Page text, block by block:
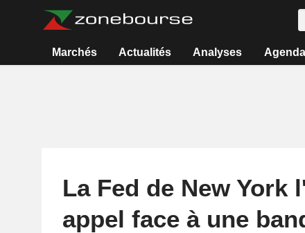
Marchés Actualités Analyses Agenda
La Fed de New York
appel face à une